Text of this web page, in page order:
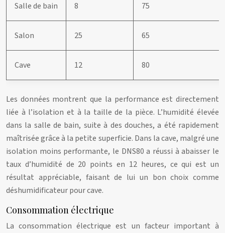
Salle de bain 8 75
Salon 25 65
Cave 12 80
Les données montrent que la performance est directement
liée à l’isolation et à la taille de la pièce. L’humidité élevée
dans la salle de bain, suite à des douches, a été rapidement
maîtrisée grâce à la petite superficie. Dans la cave, malgré une
isolation moins performante, le DNS80 a réussi à abaisser le
taux d’humidité de 20 points en 12 heures, ce qui est un
résultat appréciable, faisant de lui un bon choix comme
déshumidificateur pour cave.
Consommation électrique
La consommation électrique est un facteur important à